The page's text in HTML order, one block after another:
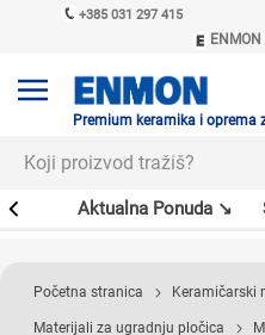
+385 031 297 415
Premium keramika i oprema
Aktualna Ponuda ↘
Početna stranica Keramičarski
Materijali za ugradnju pločica